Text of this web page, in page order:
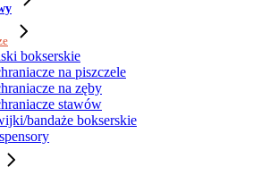
bokserskie
na piszczele
na zęby
stawów
bandaże bokserskie